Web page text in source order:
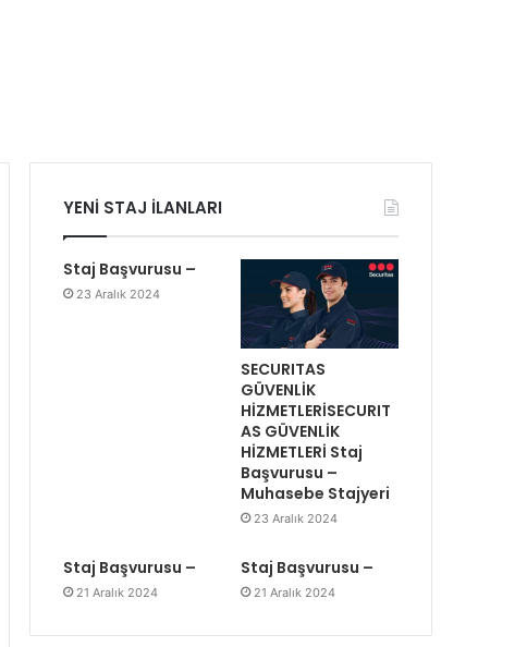
YENİ STAJ İLANLARI
Staj Başvurusu –
23 Aralık 2024
SECURITAS
GÜVENLİK
HİZMETLERİSECURIT
AS GÜVENLİK
HİZMETLERİ Staj
Başvurusu –
Muhasebe Stajyeri
23 Aralık 2024
Staj Başvurusu –
21 Aralık 2024
Staj Başvurusu –
21 Aralık 2024